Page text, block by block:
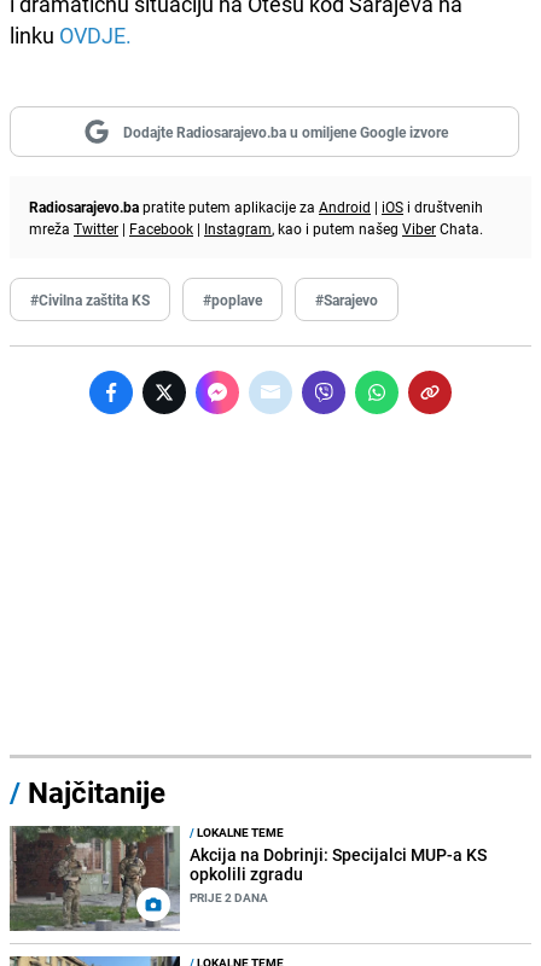
linku OVDJE.
Dodajte Radiosarajevo.ba u omiljene Google izvore
Radiosarajevo.bapratite putem aplikacije za Android | iOS i društvenih
mreža Twitter | Facebook | Instagram, kao i putem našeg ViberChata.
#Civilna zaštita KS #poplave #Sarajevo
/ Najčitanije
/LOKALNE TEME
Akcija na Dobrinji: Specijalci MUP-a KS
opkolili zgradu
PRIJE 2 DANA
/LOKALNE TEME